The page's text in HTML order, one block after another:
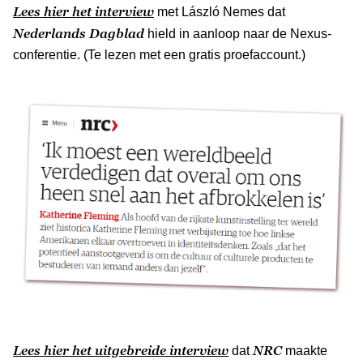
Lees hier het interview met László Nemes dat
Nederlands Dagblad hield in aanloop naar de Nexus-
conferentie. (Te lezen met een gratis proefaccount.)
Lees hier het uitgebreide interview dat NRCmaakte